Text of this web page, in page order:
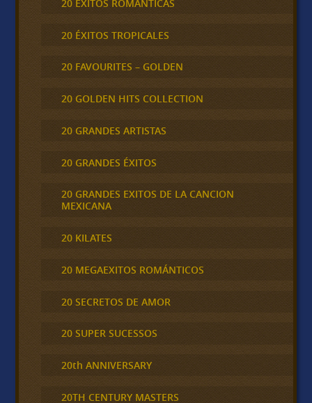
20 ÉXITOS ROMÁNTICAS
20 ÉXITOS TROPICALES
20 FAVOURITES – GOLDEN
20 GOLDEN HITS COLLECTION
20 GRANDES ARTISTAS
20 GRANDES ÉXITOS
20 GRANDES EXITOS DE LA CANCION
MEXICANA
20 KILATES
20 MEGAEXITOS ROMÁNTICOS
20 SECRETOS DE AMOR
20 SUPER SUCESSOS
20th ANNIVERSARY
20TH CENTURY MASTERS